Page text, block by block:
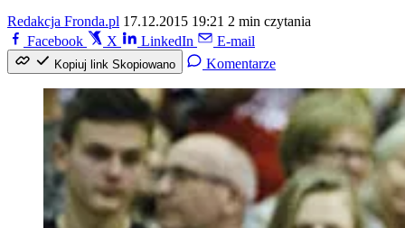
Redakcja Fronda.pl 17.12.2015 19:21 2 min czytania
Facebook
X LinkedIn E-mail
Kopiuj link Skopiowano Komentarze